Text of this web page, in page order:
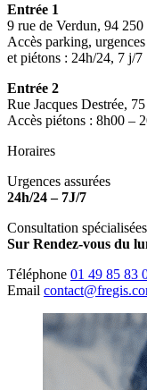
Entrée 1
9 rue de Verdun, 94
Accès parking, urgences
et piétons : 24h/24, 7 j/7
Entrée 2
Rue Jacques Destrée,
Accès piétons : 8h00 –
Horaires
Urgences assurées
24h/24 – 7J/7
Consultation spécialisées
Sur Rendez-vous du
Téléphone 01 49 85 83
Email